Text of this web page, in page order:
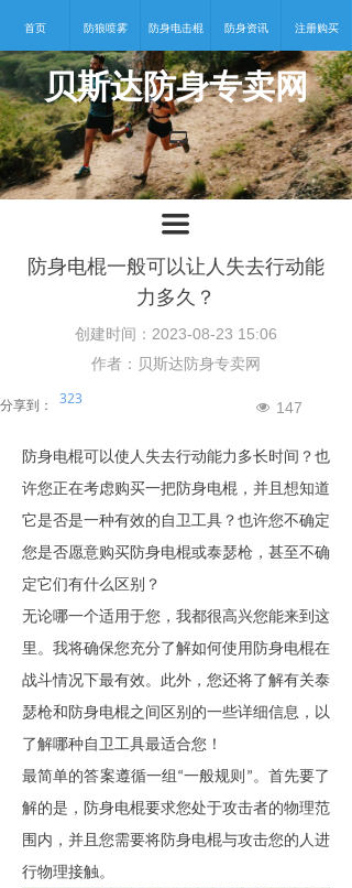
贝斯达防身专卖网
首页 防狼喷雾 防身电击棍 防身资讯 注册购买
넡
防身电棍一般可以让人失去行动能
力多久？
防身电棍可以使人失去行动能力多长时间？也
许您正在考虑购买一把防身电棍 ，并且想知道
它是否是一种有效的自卫工具？也许您不确定
您是否愿意购买防身电棍或泰瑟枪，甚至不确
定它们有什么区别？
无论哪一个适用于您，我都很高兴您能来到这
里。我将确保您充分了解如何使用 防身电棍在
战斗情况下最有效。此外，您还将了解有关泰
瑟枪和 防身电棍之间区别的一些详细信息，以
了解哪种自卫工具最适合您！
最简单的答案遵循一组 “一般规则 ”。首先要了
解的是， 防身电棍要求您处于攻击者的物理范
围内，并且您需要将防身电棍与攻击您的人进
行物理接触。
넶 147
分享到： 323
创建时间： 2023-08-23 15:06
作者：贝斯达防身专卖网
끀